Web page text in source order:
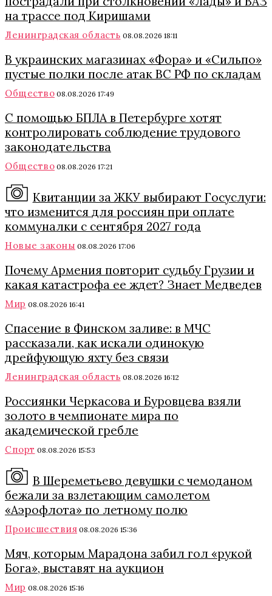
на трассе под Киришами
Ленинградская область 08.08.2026 18:11
В украинских магазинах «Фора» и «Сильпо»
пустые полки после атак ВС РФ по складам
Общество 08.08.2026 17:49
С помощью БПЛА в Петербурге хотят
контролировать соблюдение трудового
законодательства
Общество 08.08.2026 17:21
Квитанции за ЖКУ выбирают Госуслуги:
что изменится для россиян при оплате
коммуналки с сентября 2027 года
Новые законы 08.08.2026 17:06
Почему Армения повторит судьбу Грузии и
какая катастрофа ее ждет? Знает Медведев
Мир 08.08.2026 16:41
Спасение в Финском заливе: в МЧС
рассказали, как искали одинокую
дрейфующую яхту без связи
Ленинградская область 08.08.2026 16:12
Россиянки Черкасова и Буровцева взяли
золото в чемпионате мира по
академической гребле
Спорт 08.08.2026 15:53
В Шереметьево девушки с чемоданом
бежали за взлетающим самолетом
«Аэрофлота» по летному полю
Происшествия 08.08.2026 15:36
Мяч, которым Марадона забил гол «рукой
Бога», выставят на аукцион
Мир 08.08.2026 15:16